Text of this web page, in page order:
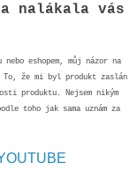
nalákala vás
eshopem, můj názor na
že mi byl produkt zaslán
produktu. Nejsem nikým
toho jak sama uznám za